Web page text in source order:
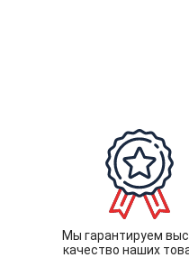
Мы гарантируем
качество наших